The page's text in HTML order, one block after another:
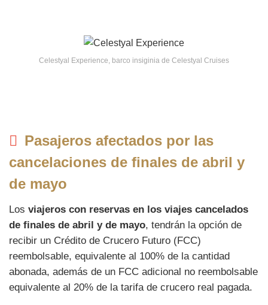
Celestyal Experience, barco insiginia de Celestyal Cruises
Pasajeros afectados por las
cancelaciones de finales de abril y
de mayo
Los viajeros con reservas en los viajes cancelados
de finales de abril y de mayo, tendrán la opción de
recibir un Crédito de Crucero Futuro (FCC)
reembolsable, equivalente al 100% de la cantidad
abonada, además de un FCC adicional no reembolsable
equivalente al 20% de la tarifa de crucero real pagada.